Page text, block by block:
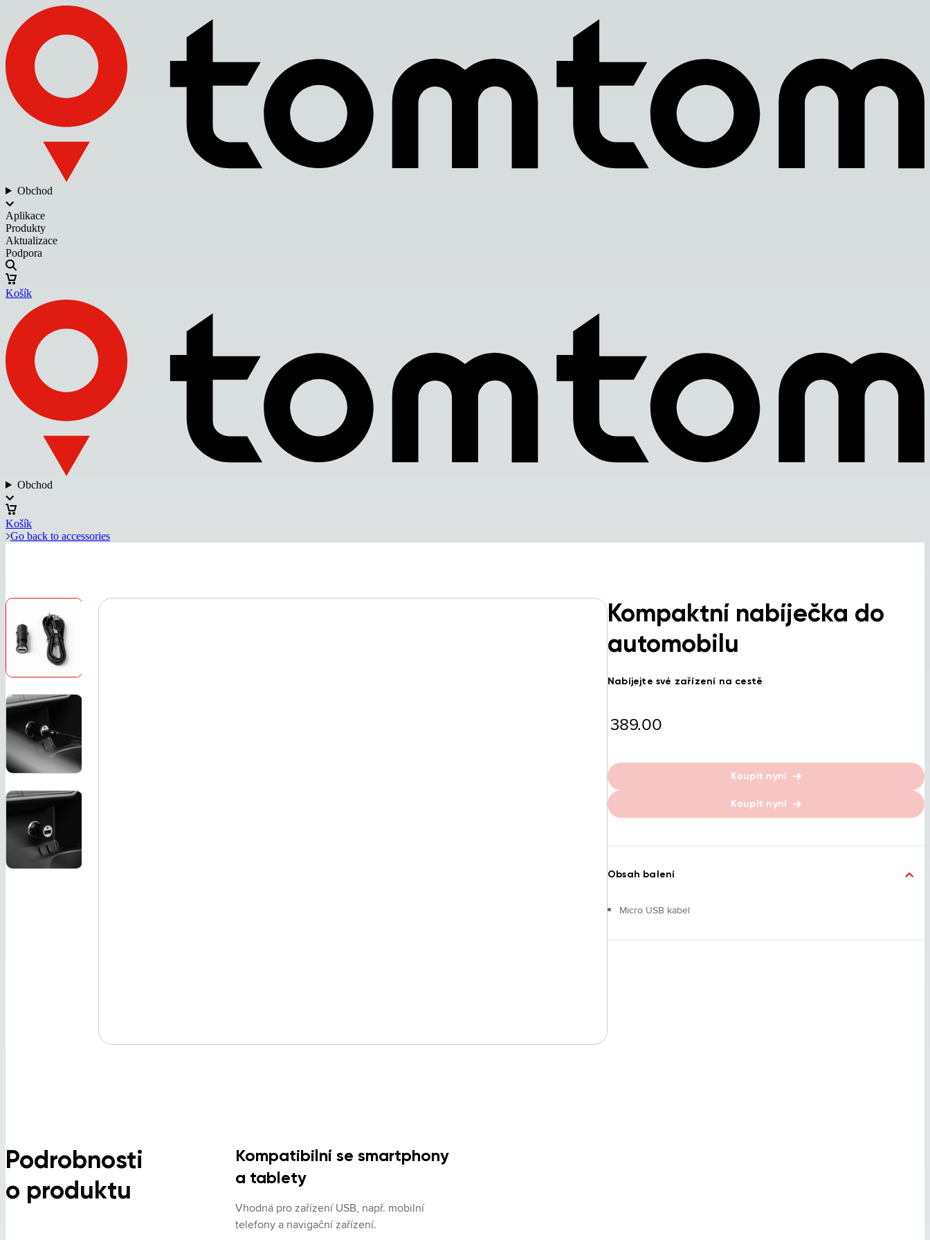
Obchod
Aplikace
Produkty
Aktualizace
Podpora
Košík
Obchod
Košík
Go back to accessories
Kompaktní nabíječka do
automobilu
Nabíjejte své zařízení na cestě
389.00
Koupit nyní
Koupit nyní
Obsah balení
Micro USB kabel
Podrobnosti
o produktu
Kompatibilní se smartphony
a tablety
Vhodná pro zařízení USB, např. mobilní
telefony a navigační zařízení.